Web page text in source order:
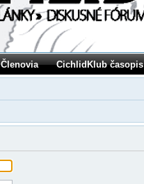
Členovia CichlidKlub časopis